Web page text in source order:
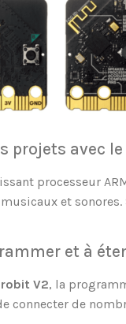
projets avec
processeur
et
et à
V2, la
connecter de